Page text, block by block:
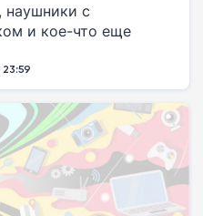
с
и кое-что еще
23:59